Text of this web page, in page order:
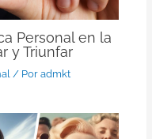
Personal en la
y Triunfar
/ Por admkt